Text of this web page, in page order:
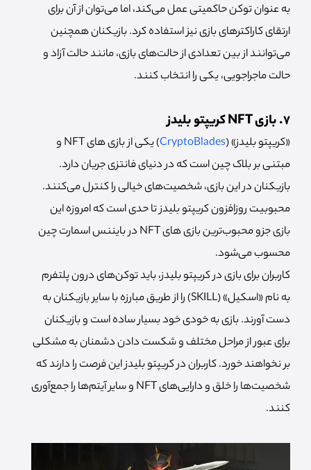
به عنوان توکن‌ حاکمیتی عمل می‌کند، اما می‌توان از آن برای
ارتقای کاراکترهای بازی نیز استفاده کرد. بازیکنان همچنین
می‌توانند از بین تعدادی از حالت‌های بازی، مانند حالت آزاد و
حالت ماجراجویی، یکی را انتخاب کنند.
7. بازی NFT کریپتو بلیدز
«کریپتو بلیدز» (CryptoBlades
)‌ یکی از بازی های NFT و
مبتنی بر بلاک چین است که در دنیای فانتزی جریان دارد.
بازیکنان در این بازی، شخصیت‌های خیالی را کنترل می‌کنند.
محبوبیت روزافزون کریپتو بلیدز تا حدی است که امروزه این
بازی جزو محبوب‌ترین بازی های NFT در بایننس اسمارت چین
محسوب می‌شود.
کاربران برای بازی در کریپتو بلیدز، باید توکن‌های درون پلتفرم
به نام «اسکیل» (SKILL) را از طریق مبارزه با سایر بازیکنان به
دست آورند. بازی به خودی خود بسیار ساده است و بازیکنان
برای عبور از مراحل مختلف و شکست دادن دشمنان به مشکلی
بر نخواهند خورد. کاربران در کریپتو بلیدز این فرصت را دارند که
شخصیت‌ها را خلق و دارایی‌های NFT و سایر آیتم‌ها را جمع‌آوری
کنند.